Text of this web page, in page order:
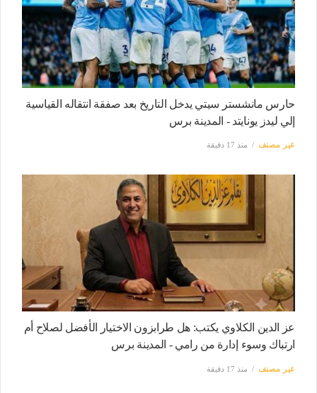
حارس مانشستر سيتي يدخل التاريخ بعد صفقة انتقاله القياسية
إلي ليدز يونايتد - المدينة برس
غير مصنف منذ 17 دقيقة
عز الدين الكلاوي يكتب: هل طرابزون الاختيار الأفضل لصلاح أم
ارتباك وسوء إدارة من رامي - المدينة برس
غير مصنف منذ 17 دقيقة